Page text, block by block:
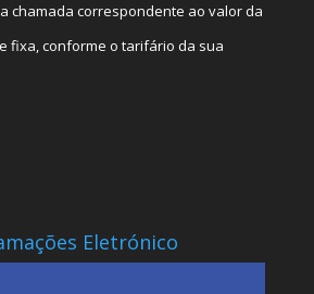
chamada correspondente ao valor da
fixa, conforme o tarifário da sua
Eletrónico